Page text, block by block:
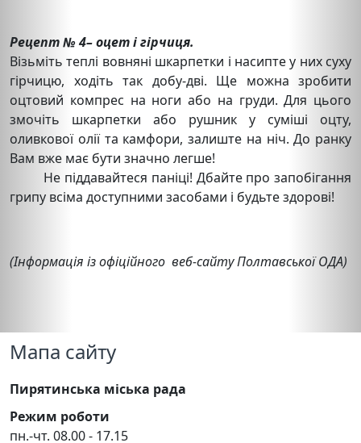
Рецепт № 4– оцет і гірчиця.
Візьміть теплі вовняні шкарпетки і насипте у них суху
гірчицю, ходіть так добу-дві. Ще можна зробити
оцтовий компрес на ноги або на груди. Для цього
змочіть шкарпетки або рушник у суміші оцту,
оливкової олії та камфори, залиште на ніч. До ранку
Вам вже має бути значно легше!
Не піддавайтеся паніці! Дбайте про запобігання
грипу всіма доступними засобами і будьте здорові!
(Інформація із офіційного веб-сайту Полтавської ОДА)
Мапа сайту
Пирятинська міська рада
Режим роботи
пн.-чт. 08.00 - 17.15